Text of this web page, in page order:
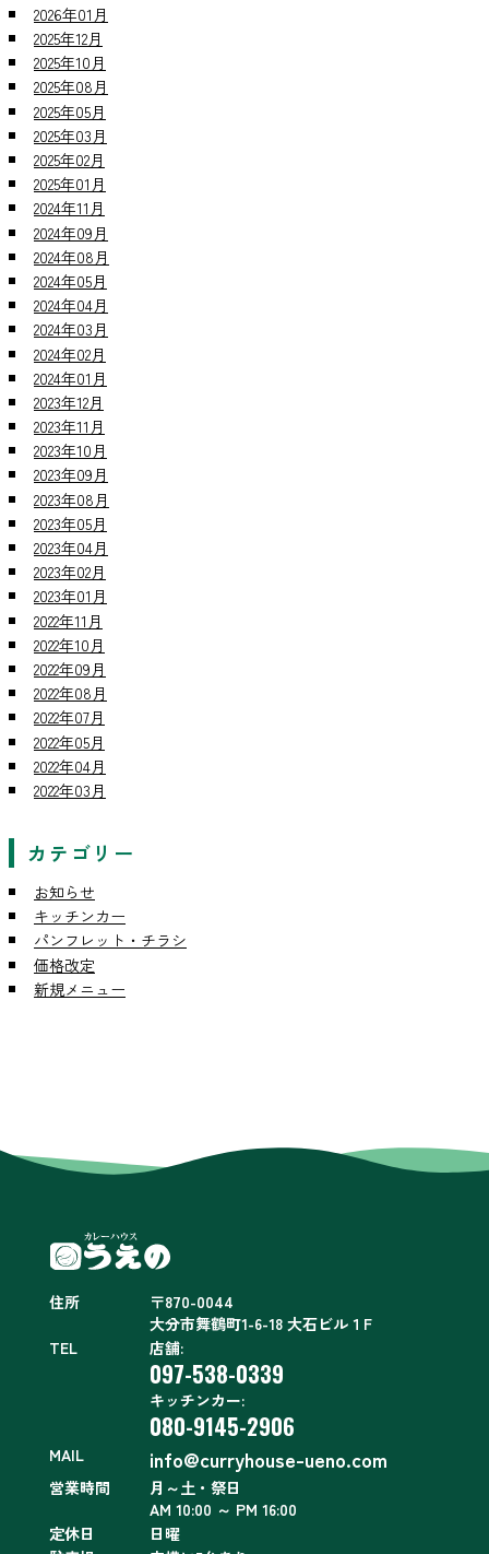
2026年01月
2025年12月
2025年10月
2025年08月
2025年05月
2025年03月
2025年02月
2025年01月
2024年11月
2024年09月
2024年08月
2024年05月
2024年04月
2024年03月
2024年02月
2024年01月
2023年12月
2023年11月
2023年10月
2023年09月
2023年08月
2023年05月
2023年04月
2023年02月
2023年01月
2022年11月
2022年10月
2022年09月
2022年08月
2022年07月
2022年05月
2022年04月
2022年03月
カテゴリー
お知らせ
キッチンカー
パンフレット・チラシ
価格改定
新規メニュー
住所
〒870-0044
大分市舞鶴町1-6-18 大石ビル１F
TEL
店舗:
097-538-0339
キッチンカー:
080-9145-2906
MAIL info@curryhouse-ueno.com
営業時間
月～土・祭日
AM 10:00 ～ PM 16:00
定休日
日曜